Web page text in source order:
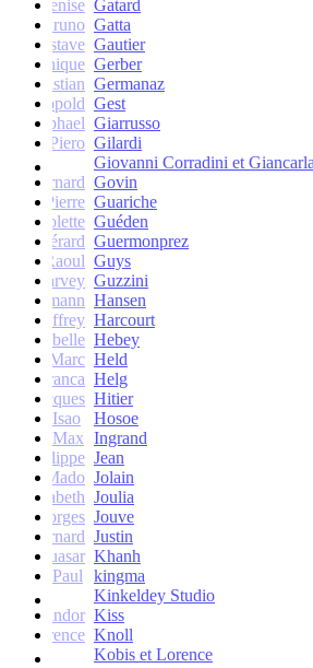
Denise Gatard
Bruno Gatta
Gustave Gautier
Monique Gerber
Christian Germanaz
Léopold Gest
Raphael Giarrusso
Piero Gilardi
Giovanni Corradini et
Bernard Govin
Pierre Guariche
Colette Guéden
Gérard Guermonprez
Raoul Guys
Harvey Guzzini
Lehmann Hansen
Geoffrey Harcourt
Isabelle Hebey
Marc Held
Franca Helg
Jacques Hitier
Isao
Hosoe
Max Ingrand
Philippe Jean
Mado Jolain
Elisabeth Joulia
Georges Jouve
Bernard Justin
Quasar Khanh
Paul
kingma
Kinkeldey Studio
Sandor Kiss
Florence Knoll
Kobis et Lorence